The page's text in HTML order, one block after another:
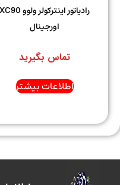
رادیاتور اینترکولر ولوو XC90
اورجینال
تماس بگیرید
اطلاعات بیشتر